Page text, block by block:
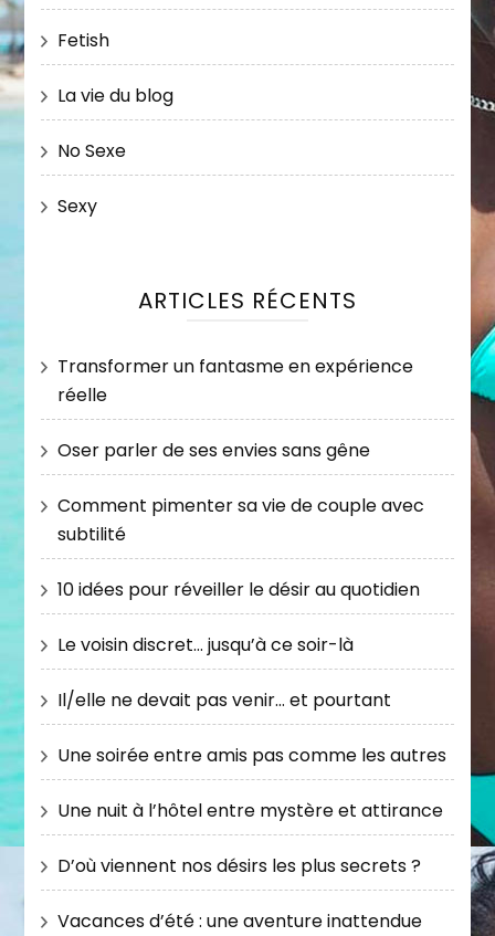
Fetish
La vie du blog
No Sexe
Sexy
ARTICLES RÉCENTS
Transformer un fantasme en expérience
réelle
Oser parler de ses envies sans gêne
Comment pimenter sa vie de couple avec
subtilité
10 idées pour réveiller le désir au quotidien
Le voisin discret… jusqu’à ce soir-là
Il/elle ne devait pas venir… et pourtant
Une soirée entre amis pas comme les autres
Une nuit à l’hôtel entre mystère et attirance
D’où viennent nos désirs les plus secrets ?
Vacances d’été : une aventure inattendue